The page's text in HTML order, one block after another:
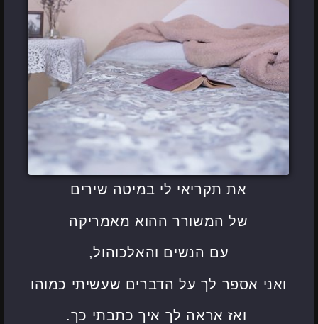
את תקריאי לי במיטה שירים
של המשורר ההוא מאמריקה
עם הנשים והאלכוהול,
ואני אספר לך על הדברים שעשיתי כמוהו
ואז אראה לך איך כתבתי כך.